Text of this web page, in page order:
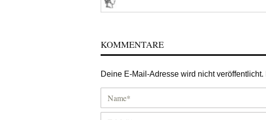
KOMMENTARE
Deine E-Mail-Adresse wird nicht veröffentlicht.